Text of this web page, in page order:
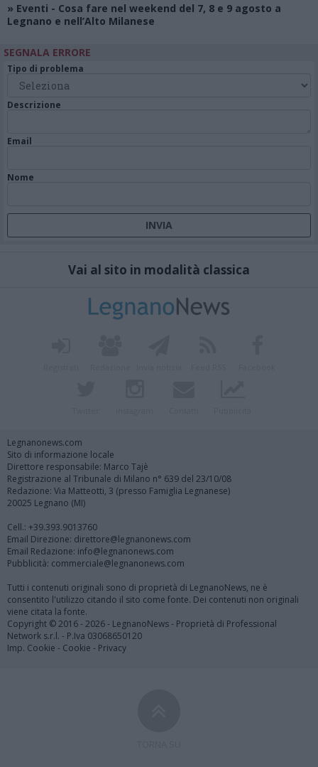
» Eventi - Cosa fare nel weekend del 7, 8 e 9 agosto a
Legnano e nell’Alto Milanese
SEGNALA ERRORE
Tipo di problema
Descrizione
Email
Nome
Vai al sito in modalità classica
Legnanonews.com
Sito di informazione locale
Direttore responsabile: Marco Tajè
Registrazione al Tribunale di Milano n° 639 del 23/10/08
Redazione: Via Matteotti, 3 (presso Famiglia Legnanese)
20025 Legnano (MI)
Cell.: +39.393.9013760
Email Direzione: direttore@legnanonews.com
Email Redazione: info@legnanonews.com
Pubblicità: commerciale@legnanonews.com
Tutti i contenuti originali sono di proprietà di LegnanoNews, ne è
consentito l'utilizzo citando il sito come fonte. Dei contenuti non originali
viene citata la fonte.
Copyright © 2016 - 2026 - LegnanoNews - Proprietà di Professional
Network s.r.l. - P.Iva 03068650120
Imp. Cookie - Cookie - Privacy